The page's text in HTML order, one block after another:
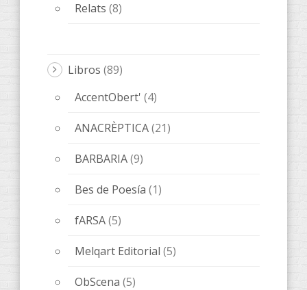
Relats (8)
Libros (89)
AccentObert' (4)
ANACRÈPTICA(21)
BARBARIA(9)
Bes de Poesía (1)
fARSA(5)
Melqart Editorial (5)
ObScena (5)